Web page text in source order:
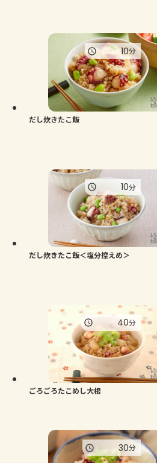
だし炊きたこ飯
10分
だし炊きたこ飯＜塩分控えめ＞
10分
ごろごろたこめし大根
40分
30分